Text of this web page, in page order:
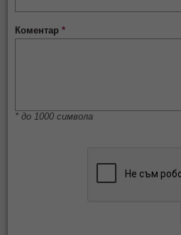
Коментар*
* до 1000 символа